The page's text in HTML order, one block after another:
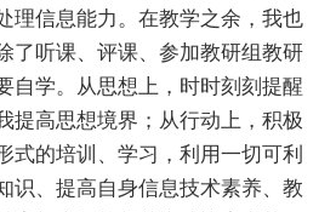
理信息能力。在教学之余，我也
了听课、评课、参加教研组教研
自学。从思想上，时时刻刻提醒
提高思想境界；从行动上，积极
式的培训、学习，利用一切可利
识、提高自身信息技术素养、教